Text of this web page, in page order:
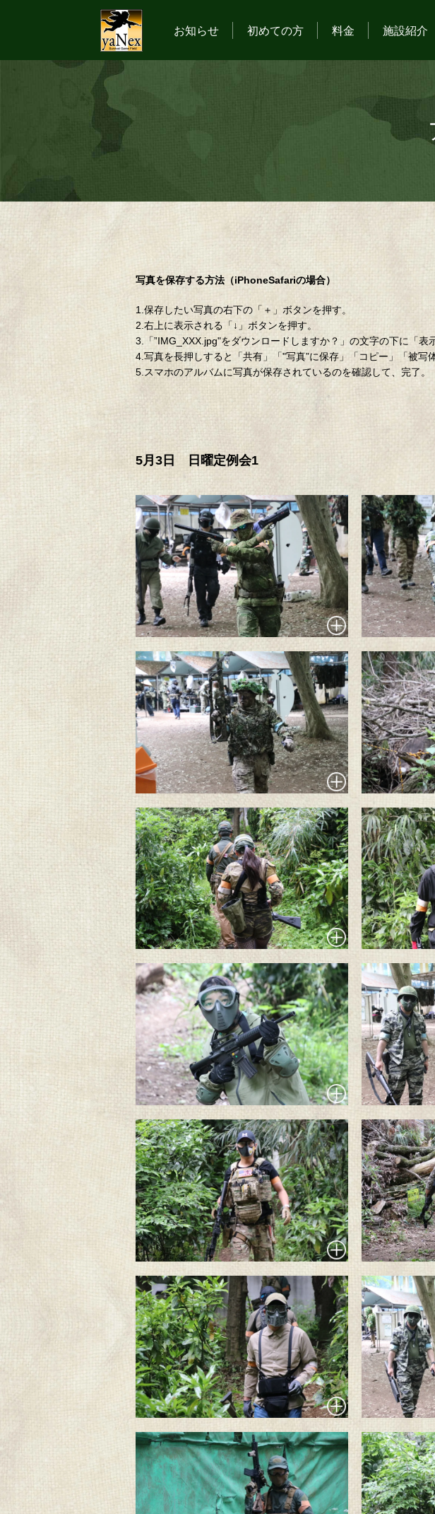
お知らせ 初めての方 料金 施設紹介
写真を保存する方法（iPhoneSafariの場合）
1.保存したい写真の右下の「＋」ボタンを押す。
2.右上に表示される「↓」ボタンを押す。
3.「”IMG_XXX.jpg"をダウンロードしますか？」の文字の下に「
4.写真を長押しすると「共有」「"写真”に保存」「コピー」「被写
5.スマホのアルバムに写真が保存されているのを確認して、完了。
5月3日 日曜定例会1